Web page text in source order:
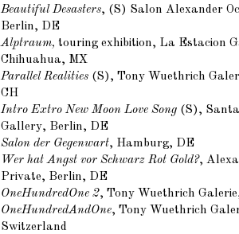
Beautiful Desasters, (S) Salon Alexander
Berlin, DE
Alptraum, touring exhibition, La Estacion
Chihuahua, MX
Parallel Realities (S), Tony Wuethrich
CH
Intro Extro New Moon Love Song (S),
Gallery, Berlin, DE
Salon der Gegenwart, Hamburg, DE
Wer hat Angst vor Schwarz Rot Gold?,
Private, Berlin, DE
OneHundredOne 2, Tony Wuethrich
OneHundredAndOne, Tony Wuethrich
Switzerland